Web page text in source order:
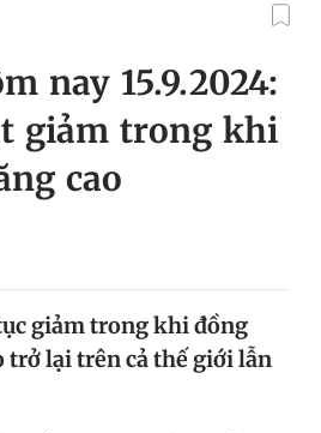
Magazine
nay 15.9.2024:
giảm trong khi
cao
giảm trong khi đồng
trở lại trên cả thế giới lẫn